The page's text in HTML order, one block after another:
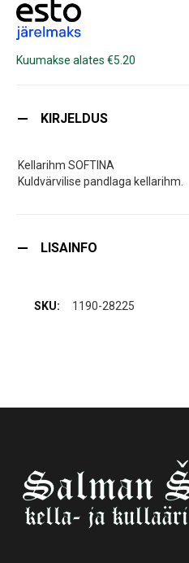
Kuumakse alates €5.20
KIRJELDUS
Kellarihm SOFTINA
Kuldvärvilise pandlaga kellarihm.
LISAINFO
1190-28225